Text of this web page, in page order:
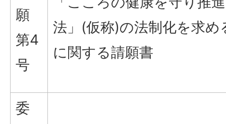
願
第4
号
法」(仮称)の法制化を求め
に関する請願書
委